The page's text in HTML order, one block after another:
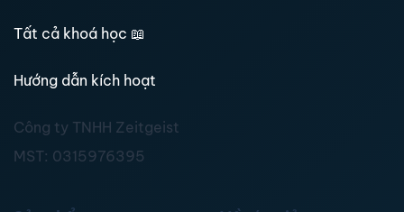
Tất cả khoá học 📖
Hướng dẫn kích hoạt
Công ty TNHH Zeitgeist
MST: 0315976395